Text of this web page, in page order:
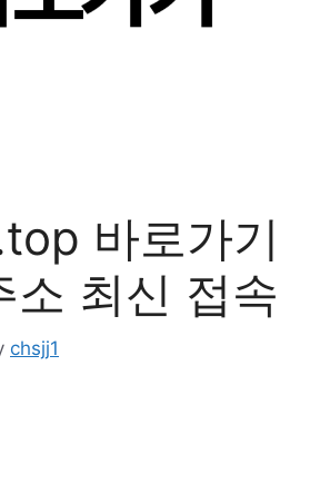
바로가기
소 최신 접속
chsjj1